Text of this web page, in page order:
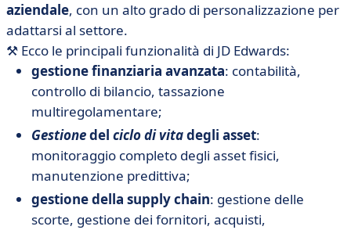
aziendale, con un alto grado di personalizzazione per
adattarsi al settore.
⚒️ Ecco le principali funzionalità di JD Edwards:
gestione finanziaria avanzata: contabilità,
controllo di bilancio, tassazione
multiregolamentare;
Gestionedel ciclo di vitadegli asset:
monitoraggio completo degli asset fisici,
manutenzione predittiva;
gestione della supply chain: gestione delle
scorte, gestione dei fornitori, acquisti,